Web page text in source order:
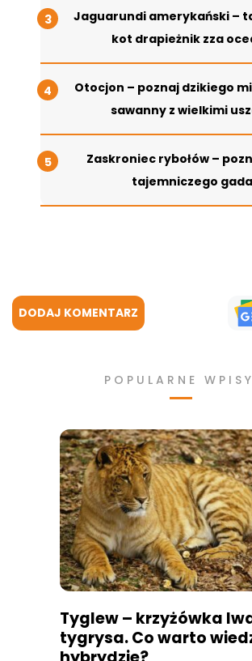
Jaguarundi amerykański –
kot drapieżnik zza
Otocjon – poznaj dzikiego
sawanny z wielkimi
Zaskroniec rybołów –
tajemniczego gada
DODAJ KOMENTARZ
POPULARNE
Tyglew – krzyżówka
tygrysa. Co warto